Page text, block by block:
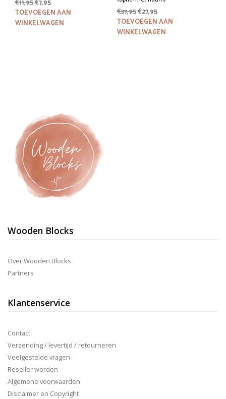
€11,95Oorspronkelijke
prijs
was:
€7,95Huidige
prijs
is:
TOEVOEGEN AAN
WINKELWAGEN
€37,95Oorspronkelijke
prijs
was:
€27,95Huidige
prijs
is:
TOEVOEGEN AAN
WINKELWAGEN
Wooden Blocks
Over Wooden Blocks
Partners
Klantenservice
Contact
Verzending / levertijd / retourneren
Veelgestelde vragen
Reseller worden
Algemene voorwaarden
Disclaimer en Copyright